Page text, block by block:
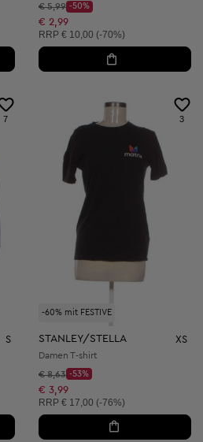
Startpreis:
€ 5,99
Discount Price:
-50%
Reduzierter Preis:
€ 2,99
Unverbindliche Preisempfehlung:
RRP € 10,00 (-70%)
7
S
-60% mit FESTIVE
3
STANLEY/STELLA XS
Damen T-shirt
Startpreis:
€ 8,63
Discount Price:
-53%
Reduzierter Preis:
€ 3,99
Unverbindliche Preisempfehlung:
RRP € 17,00 (-76%)